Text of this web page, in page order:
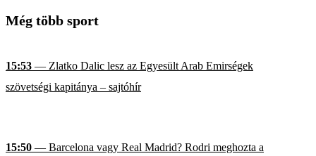
Még több sport
15:53 — Zlatko Dalic lesz az Egyesült Arab Emirségek
szövetségi kapitánya – sajtóhír
15:50 — Barcelona vagy Real Madrid? Rodri meghozta a